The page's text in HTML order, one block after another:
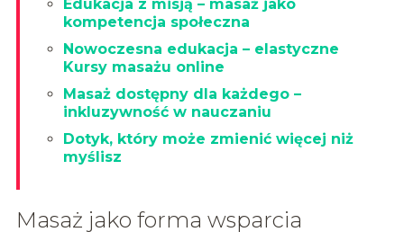
Edukacja z misją – masaż jako
kompetencja społeczna
Nowoczesna edukacja – elastyczne
Kursy masażu online
Masaż dostępny dla każdego –
inkluzywność w nauczaniu
Dotyk, który może zmienić więcej niż
myślisz
Masaż jako forma wsparcia